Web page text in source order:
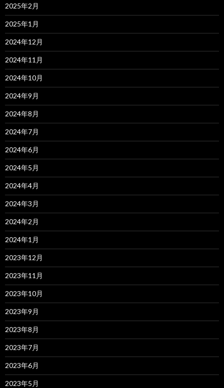
2025年2月
2025年1月
2024年12月
2024年11月
2024年10月
2024年9月
2024年8月
2024年7月
2024年6月
2024年5月
2024年4月
2024年3月
2024年2月
2024年1月
2023年12月
2023年11月
2023年10月
2023年9月
2023年8月
2023年7月
2023年6月
2023年5月